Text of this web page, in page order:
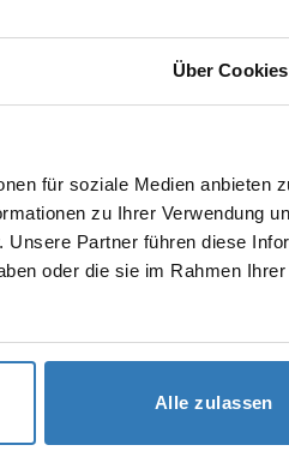
Über Cookies
für soziale Medien anbieten
zu Ihrer Verwendung
Partner führen diese
oder die sie im Rahmen
Alle zulassen
/
regelmäßigen Event
mit kostenlosen
. Erfahren Sie von